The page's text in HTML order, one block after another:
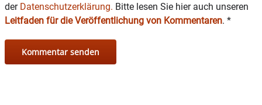
Celebi (AWO) –Anmeldung erforderlich unter
08031-4015402
DONNERSTAG 28. September
offene Beratung in sozialen Fragen und
der Datenschutzerklärung. Bitte lesen Sie hier auch unseren
Leitfaden für die Veröffentlichung von Kommentaren. *